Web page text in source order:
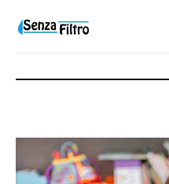
Sostenibilità